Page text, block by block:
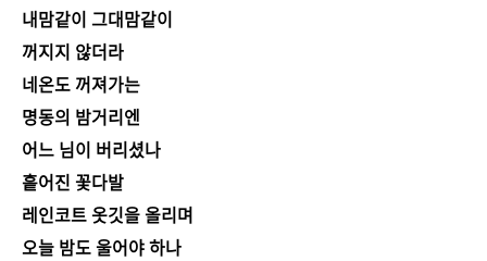
내맘같이 그대맘같이
꺼지지 않더라
네온도 꺼져가는
명동의 밤거리엔
어느 님이 버리셨나
흩어진 꽃다발
레인코트 옷깃을 올리며
오늘 밤도 울어야 하나